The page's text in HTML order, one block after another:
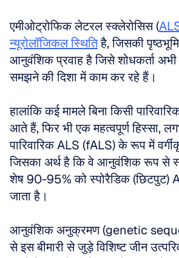
एमीओट्रोफिक लेटरल स्क्लेरोसिस (
न्यूरोलॉजिकल स्थिति है, जिसकी
आनुवंशिक प्रवाह है जिसे शोधकर्ता अभी
समझने की दिशा में काम कर रहे हैं।
हालांकि कई मामले बिना किसी
आते हैं, फिर भी एक महत्वपूर्ण हिस्सा,
पारिवारिक ALS (fALS) के रूप में
जिसका अर्थ है कि वे आनुवंशिक रूप से
शेष 90-95% को स्पोरैडिक (छिटपुट)
जाता है।
आनुवंशिक अनुक्रमण (genetic
से इस बीमारी से जुड़े विशिष्ट जीन